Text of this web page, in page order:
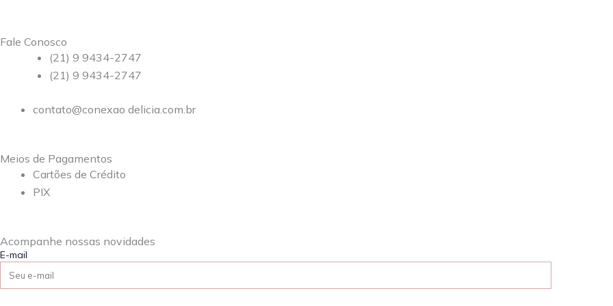
Fale Conosco
(21) 9 9434-2747
(21) 9 9434-2747
contato@conexao delicia.com.br
Meios de Pagamentos
Cartões de Crédito
PIX
Acompanhe nossas novidades
E-mail